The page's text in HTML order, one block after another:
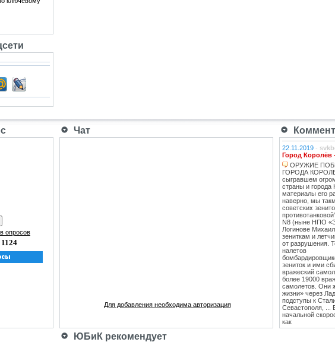
Чат
опросов
1124
Для добавления необходима авторизация
22.11.2019 -
Город Королёв
ОРУЖИЕ
ГОРОДА
сыгравшем
страны и города
материалы его
наверно, мы
советских
N8 (ныне НПО
Логинове
зениткам и
от разрушения.
налетов
зениток и ими
вражеский
более 19000
самолетов. Они
жизни» через
подступы к
Севастополя, ...
начальной
как
ЮБиК рекомендует